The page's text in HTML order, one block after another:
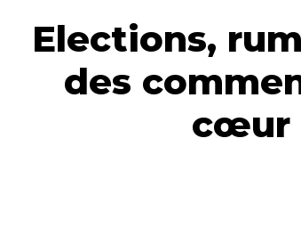
Elections,
des
cœur